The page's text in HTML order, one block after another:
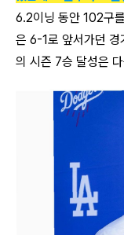
6.2이닝 동안 102구
은 6-1로 앞서가던
의 시즌 7승 달성은